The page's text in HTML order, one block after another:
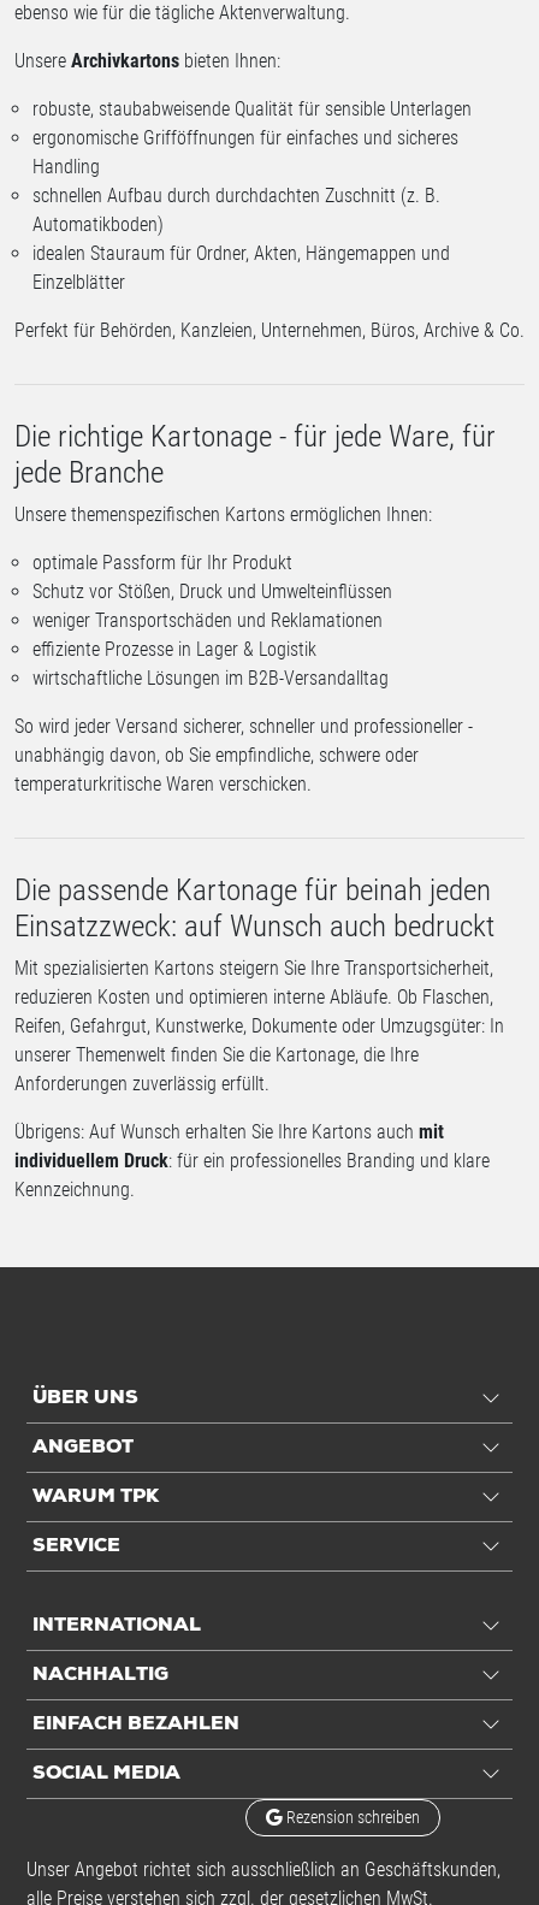
ebenso wie für die tägliche Aktenverwaltung.
Unsere Archivkartons bieten Ihnen:
robuste, staubabweisende Qualität für sensible Unterlagen
ergonomische Grifföffnungen für einfaches und sicheres
Handling
schnellen Aufbau durch durchdachten Zuschnitt (z. B.
Automatikboden)
idealen Stauraum für Ordner, Akten, Hängemappen und
Einzelblätter
Perfekt für Behörden, Kanzleien, Unternehmen, Büros, Archive & Co.
Die richtige Kartonage - für jede Ware, für
jede Branche
Unsere themenspezifischen Kartons ermöglichen Ihnen:
optimale Passform für Ihr Produkt
Schutz vor Stößen, Druck und Umwelteinflüssen
weniger Transportschäden und Reklamationen
effiziente Prozesse in Lager & Logistik
wirtschaftliche Lösungen im B2B-Versandalltag
So wird jeder Versand sicherer, schneller und professioneller -
unabhängig davon, ob Sie empfindliche, schwere oder
temperaturkritische Waren verschicken.
Die passende Kartonage für beinah jeden
Einsatzzweck: auf Wunsch auch bedruckt
Mit spezialisierten Kartons steigern Sie Ihre Transportsicherheit,
reduzieren Kosten und optimieren interne Abläufe. Ob Flaschen,
Reifen, Gefahrgut, Kunstwerke, Dokumente oder Umzugsgüter: In
unserer Themenwelt finden Sie die Kartonage, die Ihre
Anforderungen zuverlässig erfüllt.
Übrigens: Auf Wunsch erhalten Sie Ihre Kartons auch mit
individuellem Druck: für ein professionelles Branding und klare
Kennzeichnung.
ÜBER UNS
ANGEBOT
WARUM TPK
SERVICE
INTERNATIONAL
NACHHALTIG
EINFACH BEZAHLEN
SOCIAL MEDIA
Rezension schreiben
Unser Angebot richtet sich ausschließlich an Geschäftskunden,
alle Preise verstehen sich zzgl. der gesetzlichen MwSt.